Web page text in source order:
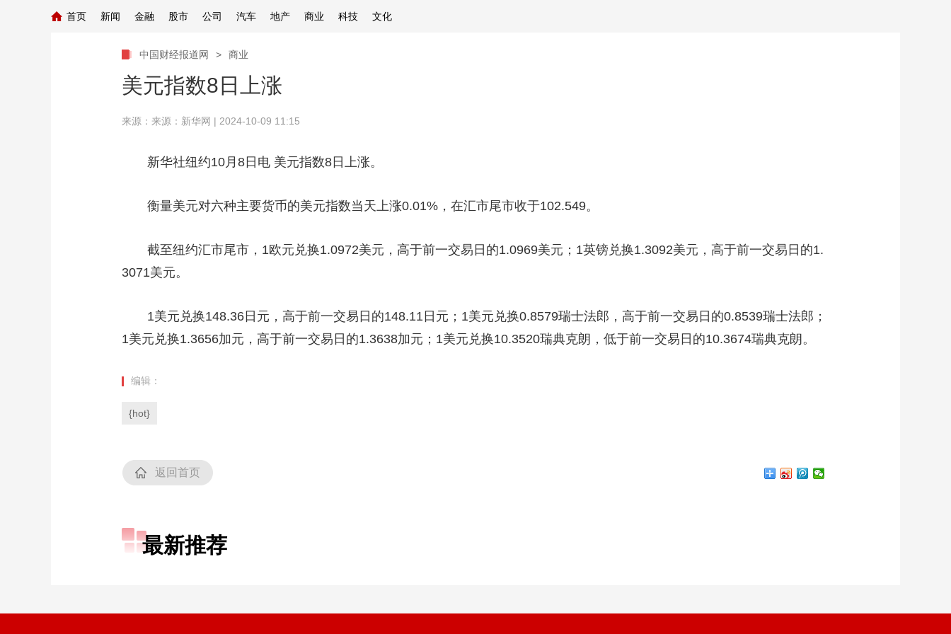
首页 新闻 金融 股市 公司 汽车 地产 商业 科技 文化
中国财经报道网 > 商业
美元指数8日上涨
来源： 来源：新华网 | 2024-10-09 11:15
新华社纽约10月8日电 美元指数8日上涨。
衡量美元对六种主要货币的美元指数当天上涨0.01%，在汇市尾市收于102.549。
截至纽约汇市尾市，1欧元兑换1.0972美元，高于前一交易日的1.0969美元；1英镑兑换1.3092美元，高于前一交易日的1.
3071美元。
1美元兑换148.36日元，高于前一交易日的148.11日元；1美元兑换0.8579瑞士法郎，高于前一交易日的0.8539瑞士法郎；
1美元兑换1.3656加元，高于前一交易日的1.3638加元；1美元兑换10.3520瑞典克朗，低于前一交易日的10.3674瑞典克朗。
编辑：
{hot}
返回首页
最新推荐